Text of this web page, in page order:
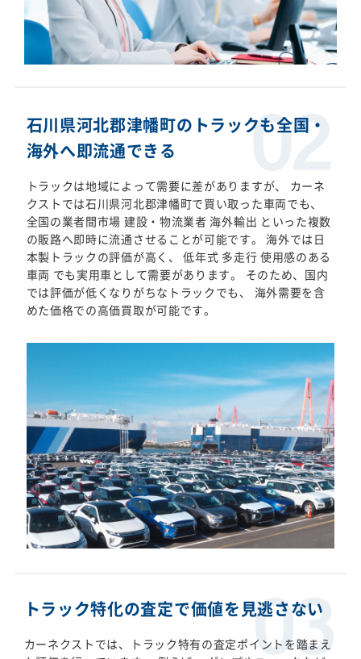
石川県河北郡津幡町のトラックも全国・
海外へ即流通できる
トラックは地域によって需要に差がありますが、 カーネ
クストでは石川県河北郡津幡町で買い取った車両でも、
全国の業者間市場 建設・物流業者 海外輸出 といった複数
の販路へ即時に流通させることが可能です。 海外では日
本製トラックの評価が高く、 低年式 多走行 使用感のある
車両 でも実用車として需要があります。 そのため、国内
では評価が低くなりがちなトラックでも、 海外需要を含
めた価格での高価買取が可能です。
トラック特化の査定で価値を見逃さない
カーネクストでは、トラック特有の査定ポイントを踏まえ